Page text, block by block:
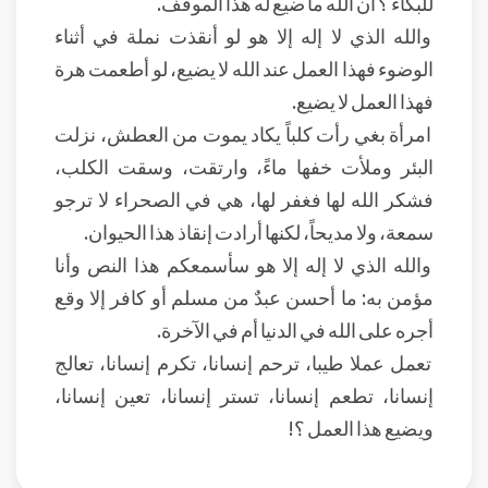
والله الذي لا إله إلا هو لو أنقذت نملة في أثناء
الوضوء فهذا العمل عند الله لا يضيع، لو أطعمت هرة
فهذا العمل لا يضيع.
امرأة بغي رأت كلباً يكاد يموت من العطش، نزلت
البئر وملأت خفها ماءً، وارتقت، وسقت الكلب،
فشكر الله لها فغفر لها، هي في الصحراء لا ترجو
سمعة، ولا مديحاً، لكنها أرادت إنقاذ هذا الحيوان.
والله الذي لا إله إلا هو سأسمعكم هذا النص وأنا
مؤمن به: ما أحسن عبدٌ من مسلم أو كافر إلا وقع
أجره على الله في الدنيا أم في الآخرة.
تعمل عملا طيبا، ترحم إنسانا، تكرم إنسانا، تعالج
إنسانا، تطعم إنسانا، تستر إنسانا، تعين إنسانا،
ويضيع هذا العمل ؟!